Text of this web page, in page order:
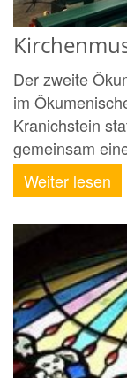
Der zweite
im
Kranichstein
gemeinsam
Weiter lesen